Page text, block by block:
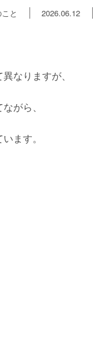
と 2026.06.12
なりますが、
がら、
ます。